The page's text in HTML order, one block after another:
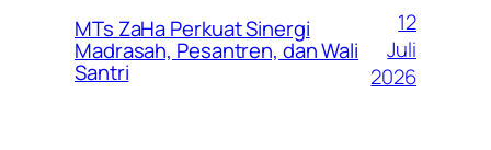
MTs ZaHa Perkuat Sinergi
Madrasah, Pesantren, dan Wali
Santri
12
Juli
2026